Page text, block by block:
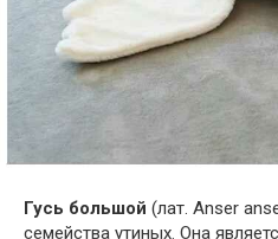
Гусь большой (лат. Anser
семейства утиных. Она